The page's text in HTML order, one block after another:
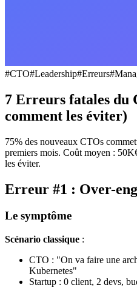
#CTO#Leadership#Erreurs#
7 Erreurs fatales du
comment les éviter)
75% des nouveaux CTOs
premiers mois. Coût moyen :
les éviter.
Erreur #1 : Over-
Le symptôme
Scénario classique :
CTO : "On va faire une
Kubernetes"
Startup : 0 client, 2 devs,